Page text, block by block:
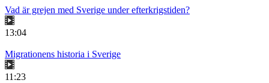
Vad är grejen med Sverige under efterkrigstiden?
13:04
Migrationens historia i Sverige
11:23